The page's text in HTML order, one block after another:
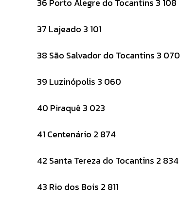
37 Lajeado 3 101
38 São Salvador do Tocantins 3 070
39 Luzinópolis 3 060
40 Piraquê 3 023
41 Centenário 2 874
42 Santa Tereza do Tocantins 2 834
43 Rio dos Bois 2 811